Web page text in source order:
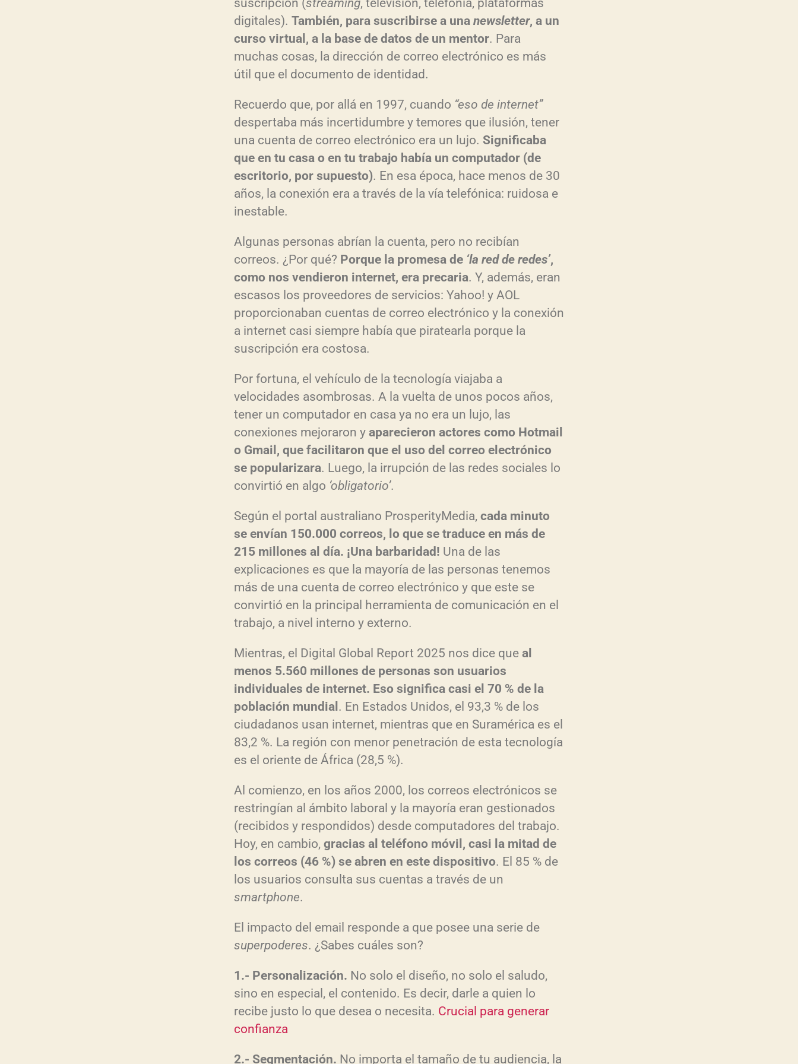
e
a
u
d
o
c
a
e
f
l
e
c
h
r
r
b
a
a
o
p
a
a
a
m
e
n
r
d
i
s
n
u
i
r
e
m
e
n
suscripción (streaming, televisión, telefonía, plataformas
digitales). También, para suscribirse a una newsletter, a un
curso virtual, a la base de datos de un mentor. Para
muchas cosas, la dirección de correo electrónico es más
útil que el documento de identidad.
Recuerdo que, por allá en 1997, cuando “eso de internet”
despertaba más incertidumbre y temores que ilusión, tener
una cuenta de correo electrónico era un lujo. Significaba
que en tu casa o en tu trabajo había un computador (de
escritorio, por supuesto). En esa época, hace menos de 30
años, la conexión era a través de la vía telefónica: ruidosa e
inestable.
Algunas personas abrían la cuenta, pero no recibían
correos. ¿Por qué? Porque la promesa de ‘la red de redes’,
como nos vendieron internet, era precaria. Y, además, eran
escasos los proveedores de servicios: Yahoo! y AOL
proporcionaban cuentas de correo electrónico y la conexión
a internet casi siempre había que piratearla porque la
suscripción era costosa.
Por fortuna, el vehículo de la tecnología viajaba a
velocidades asombrosas. A la vuelta de unos pocos años,
tener un computador en casa ya no era un lujo, las
conexiones mejoraron y aparecieron actores como Hotmail
o Gmail, que facilitaron que el uso del correo electrónico
se popularizara. Luego, la irrupción de las redes sociales lo
convirtió en algo ‘obligatorio’.
Según el portal australiano ProsperityMedia, cada minuto
se envían 150.000 correos, lo que se traduce en más de
215 millones al d ía. ¡Una barbaridad! Una de las
explicaciones es que la mayoría de las personas tenemos
más de una cuenta de correo electrónico y que este se
convirtió en la principal herramienta de comunicación en el
trabajo, a nivel interno y externo.
Mientras, el Digital Global Report 2025 nos dice que al
menos 5.560 millones de personas son usuarios
individuales de internet. Eso significa casi el 70 % de la
población mundial . En Estados Unidos, el 93,3 % de los
ciudadanos usan internet, mientras que en Suramérica es el
83,2 %. La región con menor penetración de esta tecnología
es el oriente de África (28,5 %).
Al comienzo, en los años 2000, los correos electrónicos se
restringían al ámbito laboral y la mayoría eran gestionados
(recibidos y respondidos) desde computadores del trabajo.
Hoy, en cambio, gracias al tel éfono móvil, casi la mitad de
los correos (46 %) se abren en este dispositivo. El 85 % de
los usuarios consulta sus cuentas a través de un
smartphone.
El impacto del email responde a que posee una serie de
superpoderes. ¿Sabes cuáles son?
1.- Personalización. No solo el diseño, no solo el saludo,
sino en especial, el contenido. Es decir, darle a quien lo
recibe justo lo que desea o necesita. Crucial para generar
confianza
2.- Segmentación. No importa el tamaño de tu audiencia, la